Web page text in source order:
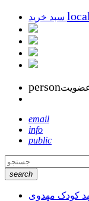
personعضویت
email
info
public
search
کودک مهدوی